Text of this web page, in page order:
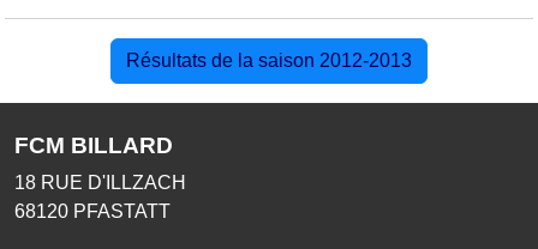
Résultats de la saison 2012-2013
FCM BILLARD
18 RUE D'ILLZACH
68120 PFASTATT